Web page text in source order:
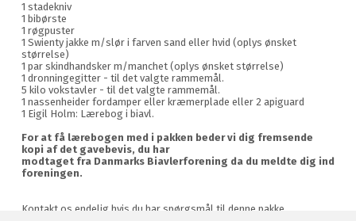
1 stadekniv
1 bibørste
1 røgpuster
1 Swienty jakke m/slør i farven sand eller hvid (oplys ønsket
størrelse)
1 par skindhandsker m/manchet (oplys ønsket størrelse)
1 dronningegitter - til det valgte rammemål.
5 kilo vokstavler - til det valgte rammemål.
1 nassenheider fordamper eller kræmerplade eller 2 apiguard
1 Eigil Holm: Lærebog i biavl.
For at få lærebogen med i pakken beder vi dig fremsende
kopi af det gavebevis, du har
modtaget fra Danmarks Biavlerforening da du meldte dig ind
foreningen.
Kontakt os endelig hvis du har spørgsmål til denne pakke.